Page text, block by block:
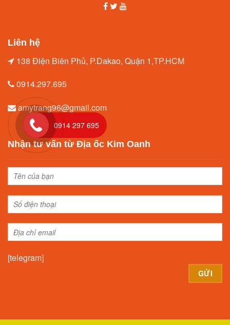
Liên hệ
138 Điện Biên Phủ, P.Dakao, Quận 1,TP.HCM
0914.297.695
amytrang96@gmail.com
Nhận tư vấn từ Địa ốc Kim Oanh
[telegram]
0914 297 695